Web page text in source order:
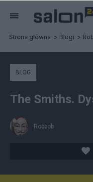
Strona główna Blogi
BLOG
The Smiths.
Robbob